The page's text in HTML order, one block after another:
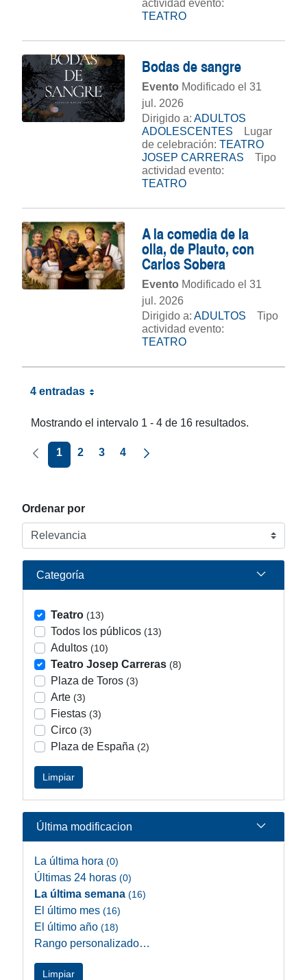
Ordenar por
Categoría
Teatro (13)
Todos los públicos (13)
Adultos (10)
Teatro Josep Carreras (8)
Plaza de Toros (3)
Arte (3)
Fiestas (3)
Circo (3)
Plaza de España (2)
Limpiar
Última modificacion
La última hora (0)
Últimas 24 horas (0)
La última semana (16)
El último mes (16)
El último año (18)
Rango personalizado…
Limpiar
actividad evento:
TEATRO
Bodas de sangre
Evento Modificado el 31
jul. 2026
Dirigido a: ADULTOS
ADOLESCENTES
Lugar
de celebración: TEATRO
JOSEP CARRERAS
Tipo
actividad evento:
TEATRO
A la comedia de la
olla, de Plauto, con
Carlos Sobera
Evento Modificado el 31
jul. 2026
Dirigido a: ADULTOS
Tipo
actividad evento:
TEATRO
4 entradas
Mostrando el intervalo 1 - 4 de 16 resultados.
Página anterior
1 2 3 4